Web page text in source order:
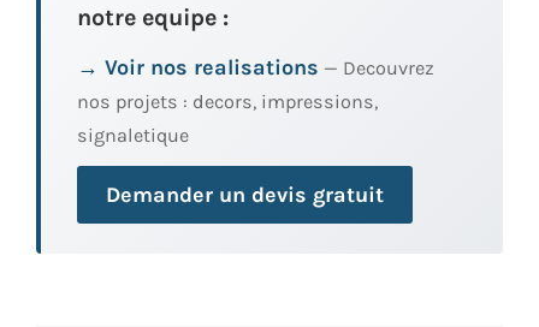
notre equipe :
→ Voir nos realisations — Decouvrez
nos projets : decors, impressions,
signaletique
Demander un devis gratuit